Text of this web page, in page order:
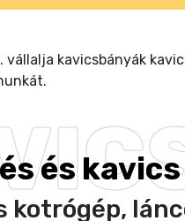
. vállalja kavicsbányák
és
kotrógép,